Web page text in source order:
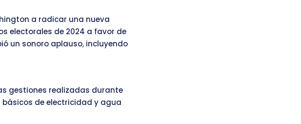
a radicar una nueva
electorales de 2024 a favor de
un sonoro aplauso, incluyendo
gestiones realizadas durante
de electricidad y agua